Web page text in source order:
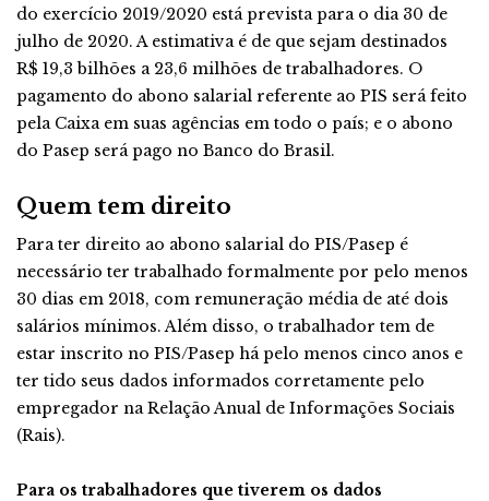
do exercício 2019/2020 está prevista para o dia 30 de
julho de 2020. A estimativa é de que sejam destinados
R$ 19,3 bilhões a 23,6 milhões de trabalhadores. O
pagamento do abono salarial referente ao PIS será feito
pela Caixa em suas agências em todo o país; e o abono
do Pasep será pago no Banco do Brasil.
Quem tem direito
Para ter direito ao abono salarial do PIS/Pasep é
necessário ter trabalhado formalmente por pelo menos
30 dias em 2018, com remuneração média de até dois
salários mínimos. Além disso, o trabalhador tem de
estar inscrito no PIS/Pasep há pelo menos cinco anos e
ter tido seus dados informados corretamente pelo
empregador na Relação Anual de Informações Sociais
(Rais).
Para os trabalhadores que tiverem os dados